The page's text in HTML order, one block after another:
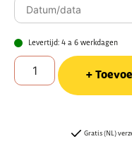
Levertijd: 4 a 6 werkdagen
Gratis (NL)